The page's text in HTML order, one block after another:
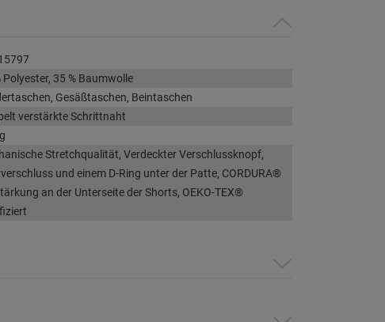
Polyester, 35 % Baumwolle
Gesäßtaschen, Beintaschen
verstärkte Schrittnaht
Stretchqualität, Verdeckter Verschlussknopf,
und einem D-Ring unter der Patte, CORDURA®
an der Unterseite der Shorts, OEKO-TEX®